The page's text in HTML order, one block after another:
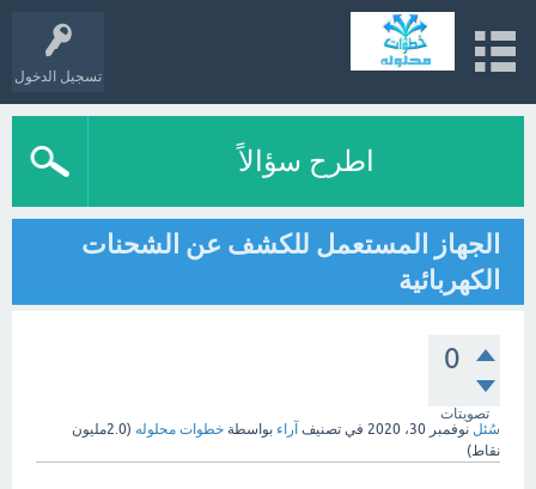
تسجيل الدخول
اطرح سؤالاً
الجهاز المستعمل للكشف عن الشحنات
الكهربائية
0
تصويتات
سُئل نوفمبر 30، 2020 في تصنيف آراء بواسطة خطوات محلوله (2.0مليون
نقاط)